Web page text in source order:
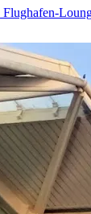
Flughafen-